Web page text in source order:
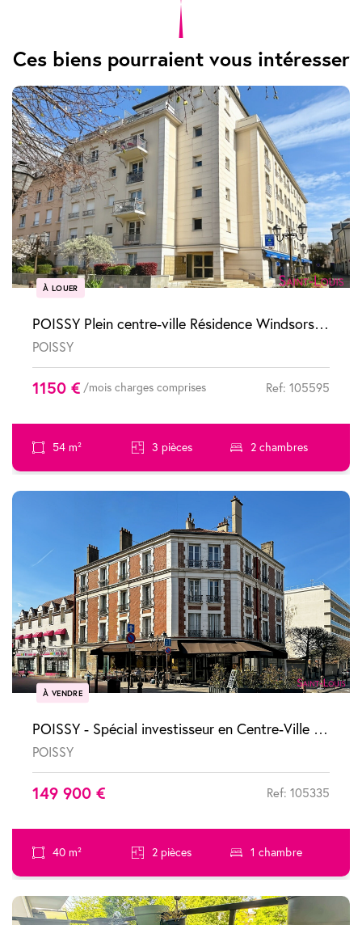
Ces biens pourraient vous intéresser
À LOUER
POISSY Plein centre-ville Résidence Windsors - 3 pièces avec parking
POISSY
1150 € /mois charges comprises Ref: 105595
54 m² 3 pièces 2 chambres
À VENDRE
POISSY - Spécial investisseur en Centre-Ville - 2 pièces vendu loué
POISSY
149 900 € Ref: 105335
40 m² 2 pièces 1 chambre